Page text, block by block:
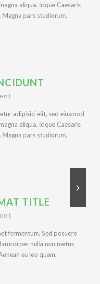
aliqua. Idque Caesaris
Magna pars studiorum,
adipisici elit, sed eiusmod
aliqua. Idque Caesaris
Magna pars studiorum,
TITLE
fermentum. Sed posuere
nulla non metus
eu leo quam.